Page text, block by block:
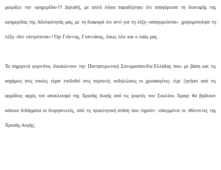
μοιράζει την εφημερίδα»!!! Δηλαδή, με απλά λόγια παραδέχτηκε ότι απαγόρευσε τη διανομής της
εφημερίδας της Αδελφότητάς μας, με τη διαφορά ότι αντί για τη λέξη «απαγορεύεται» χρησιμοποίησε τη
λέξη «δεν επιτρέπεται»! Όχι Γιάννης, Γιαννάκης, όπως λέει και ο λαός μας.
Τα σημερινά γεγονότα, δικαιώνουν την Πανηπειρωτική Συνομοσπονδία Ελλάδας που- με βάση και τις
ασχήμιες στις οποίες είχαν επιδοθεί στις περσινές εκδηλώσεις οι χρυσαυγίτες- είχε ζητήσει από τις
αρμόδιες αρχές τον αποκλεισμό της Χρυσής Αυγής από τις γιορτές του Σουλίου. Άραγε θα βγάλουν
κάποια διδάγματα οι διοργανωτές, από τη προκλητική στάση που τηρούν- εσκεμμένα- οι ιθύνοντες της
Χρυσής Αυγής;